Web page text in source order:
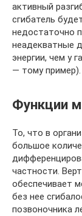
активный
сгибатель
недостаточно
неадекватные
энергии, чем у
— тому пример).
Функции
То, что в
большое
частности.
обеспечивает
без нее
позвоночника